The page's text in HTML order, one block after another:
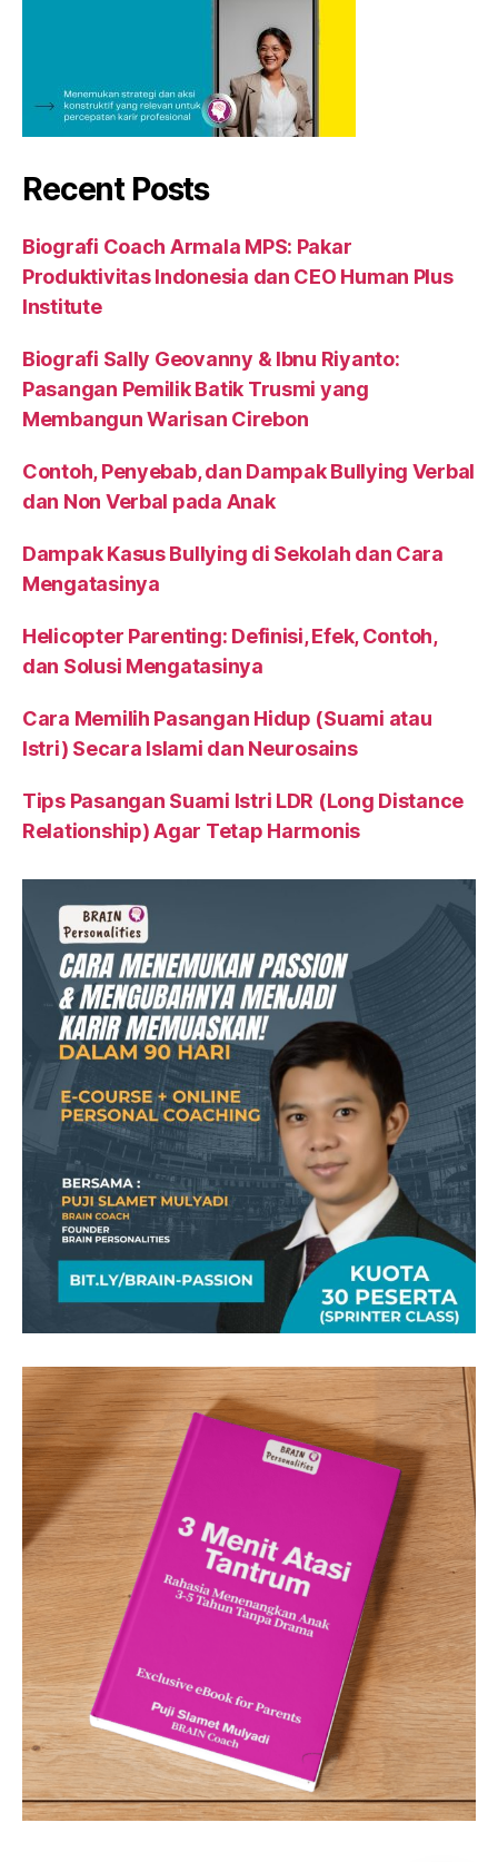
Recent Posts
Biografi Coach Armala MPS: Pakar
Produktivitas Indonesia dan CEO Human Plus
Institute
Biografi Sally Geovanny & Ibnu Riyanto:
Pasangan Pemilik Batik Trusmi yang
Membangun Warisan Cirebon
Contoh, Penyebab, dan Dampak Bullying Verbal
dan Non Verbal pada Anak
Dampak Kasus Bullying di Sekolah dan Cara
Mengatasinya
Helicopter Parenting: Definisi, Efek, Contoh,
dan Solusi Mengatasinya
Cara Memilih Pasangan Hidup (Suami atau
Istri) Secara Islami dan Neurosains
Tips Pasangan Suami Istri LDR (Long Distance
Relationship) Agar Tetap Harmonis